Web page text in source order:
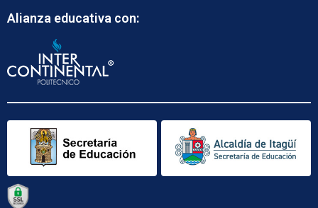
Alianza educativa con: